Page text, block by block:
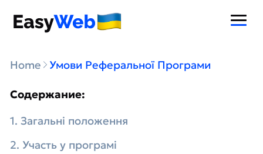
Home Умови Реферальної Програми
Содержание:
1. Загальні положення
2. Участь у програмі